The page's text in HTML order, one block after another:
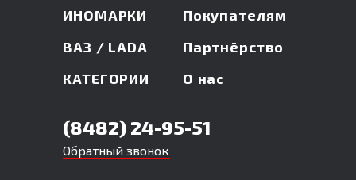
ИНОМАРКИ
ВАЗ / LADA
КАТЕГОРИИ
Покупателям
Партнёрство
О нас
(8482) 24-95-51
Обратный звонок